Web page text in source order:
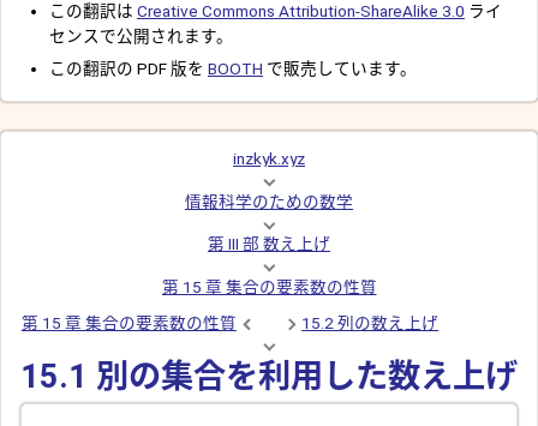
この翻訳は Creative Commons Attribution-ShareAlike 3.0 ライ
センスで公開されます。
この翻訳の PDF 版を BOOTH で販売しています。
inzkyk.xyz
情報科学のための数学
第 III 部 数え上げ
第 15 章 集合の要素数の性質
第 15 章 集合の要素数の性質
15.2 列の数え上げ
15.1 別の集合を利用した数え上げ